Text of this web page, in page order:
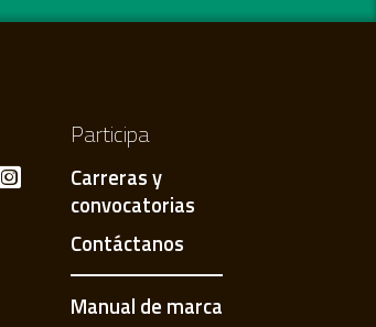
Participa
Carreras y
convocatorias
Contáctanos
Manual de marca